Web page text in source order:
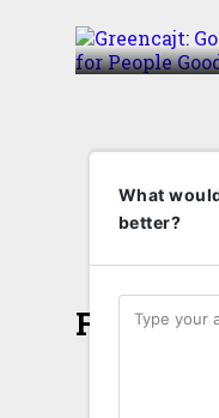
Face
What
better?